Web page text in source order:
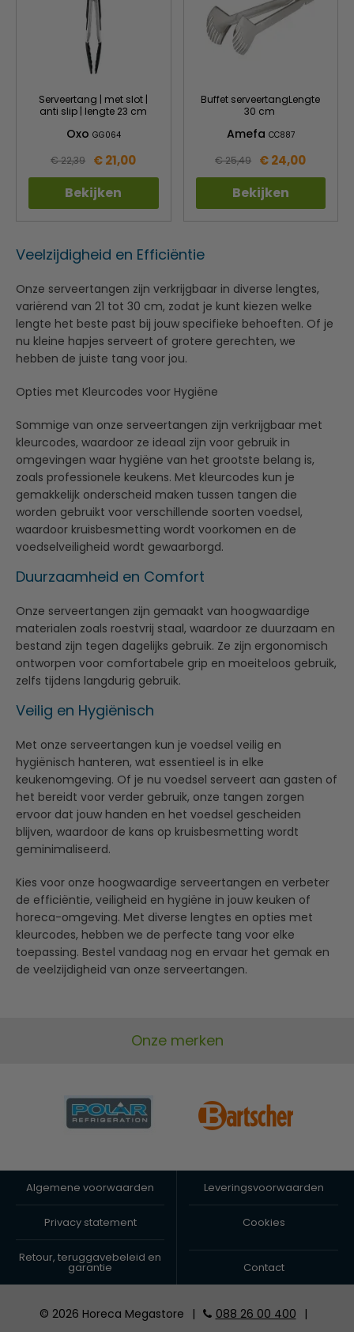
Serveertang | met slot |
anti slip | lengte 23 cm
Oxo GG064
€ 22,39 € 21,00
Bekijken
Buffet serveertangLengte
30 cm
Amefa CC887
€ 25,49 € 24,00
Bekijken
Veelzijdigheid en Efficiëntie
Onze serveertangen zijn verkrijgbaar in diverse lengtes,
variërend van 21 tot 30 cm, zodat je kunt kiezen welke
lengte het beste past bij jouw specifieke behoeften. Of je
nu kleine hapjes serveert of grotere gerechten, we
hebben de juiste tang voor jou.
Opties met Kleurcodes voor Hygiëne
Sommige van onze serveertangen zijn verkrijgbaar met
kleurcodes, waardoor ze ideaal zijn voor gebruik in
omgevingen waar hygiëne van het grootste belang is,
zoals professionele keukens. Met kleurcodes kun je
gemakkelijk onderscheid maken tussen tangen die
worden gebruikt voor verschillende soorten voedsel,
waardoor kruisbesmetting wordt voorkomen en de
voedselveiligheid wordt gewaarborgd.
Duurzaamheid en Comfort
Onze serveertangen zijn gemaakt van hoogwaardige
materialen zoals roestvrij staal, waardoor ze duurzaam en
bestand zijn tegen dagelijks gebruik. Ze zijn ergonomisch
ontworpen voor comfortabele grip en moeiteloos gebruik,
zelfs tijdens langdurig gebruik.
Veilig en Hygiënisch
Met onze serveertangen kun je voedsel veilig en
hygiënisch hanteren, wat essentieel is in elke
keukenomgeving. Of je nu voedsel serveert aan gasten of
het bereidt voor verder gebruik, onze tangen zorgen
ervoor dat jouw handen en het voedsel gescheiden
blijven, waardoor de kans op kruisbesmetting wordt
geminimaliseerd.
Kies voor onze hoogwaardige serveertangen en verbeter
de efficiëntie, veiligheid en hygiëne in jouw keuken of
horeca-omgeving. Met diverse lengtes en opties met
kleurcodes, hebben we de perfecte tang voor elke
toepassing. Bestel vandaag nog en ervaar het gemak en
de veelzijdigheid van onze serveertangen.
Onze merken
Algemene voorwaarden Leveringsvoorwaarden
Privacy statement Cookies
Retour, teruggavebeleid en
garantie Contact
© 2026 Horeca Megastore | 088 26 00 400 |